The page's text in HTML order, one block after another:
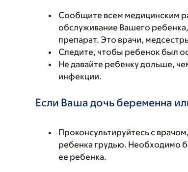
Сообщите всем медицинским
обслуживание Вашего
препарат. Это врачи,
Следите, чтобы ребенок был
Не давайте ребенку дольше,
инфекции.
Если Ваша дочь беременна
Проконсультируйтесь с
ребенка грудью. Необходимо
ее ребенка.